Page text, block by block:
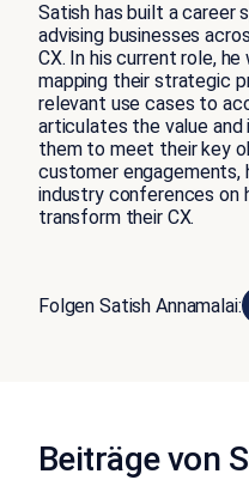
Satish has built a career
advising businesses
CX. In his current role,
mapping their strategic
relevant use cases to
articulates the value
them to meet their key
customer engagements,
industry conferences on
transform their CX.
Folgen Satish Annamalai:
Beiträge von